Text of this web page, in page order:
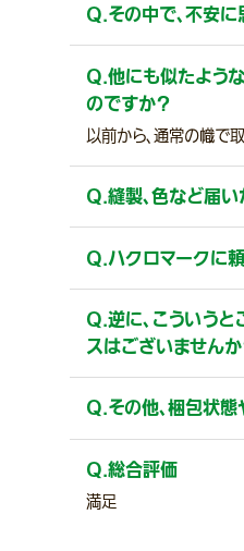
Q.その中で、不安
Q.他にも似たよう
のですか？
以前から、通常の幟で
Q.縫製、色など届
Q.ハクロマークに
Q.逆に、こういう
スはございませんか
Q.その他、梱包状
Q.総合評価
満足